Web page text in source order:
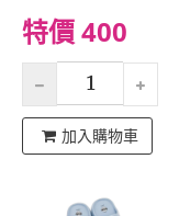
特價 400
加入購物車